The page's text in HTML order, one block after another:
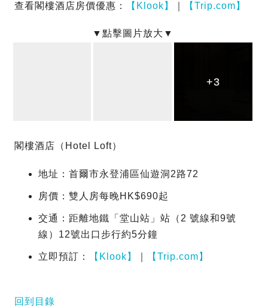
查看閣樓酒店房價優惠： 【Klook】 【Trip.com】
+3
+3
+3
閣樓酒店（Hotel Loft）
地址：首爾市永登浦區仙遊洞2路72
房價：雙人房每晚HK$690起
交通：距離地鐵「堂山站」站（2 號線和9號
線）12號出口步行約5分鐘
立即預訂： 【Klook】 【Trip.com】
回到目錄